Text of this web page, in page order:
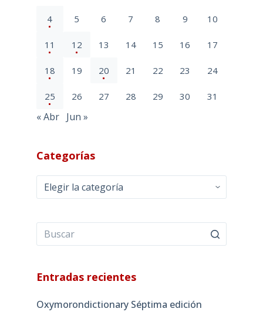
4 5 6 7 8 9 10
11 12 13 14 15 16 17
18 19 20 21 22 23 24
25 26 27 28 29 30 31
« Abr Jun »
Categorías
Categorías
Entradas recientes
Oxymorondictionary Séptima edición